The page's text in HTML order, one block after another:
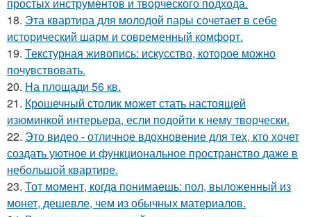
простых инструментов и творческого подхода.
18. Эта квартира для молодой пары сочетает в себе
исторический шарм и современный комфорт.
19. Текстурная живопись: искусство, которое можно
почувствовать.
20. На площади 56 кв.
21. Крошечный столик может стать настоящей
изюминкой интерьера, если подойти к нему творчески.
22. Это видео - отличное вдохновение для тех, кто хочет
создать уютное и функциональное пространство даже в
небольшой квартире.
23. Тот момент, когда понимаешь: пол, выложенный из
монет, дешевле, чем из обычных материалов.